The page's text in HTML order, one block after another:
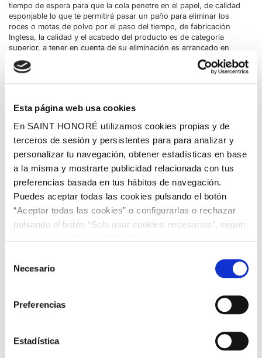
Esta página web usa cookies
En SAINT HONORÉ utilizamos cookies propias y de
terceros de sesión y persistentes para para analizar y
personalizar tu navegación, obtener estadísticas en base
a la misma y mostrarte publicidad relacionada con tus
preferencias basada en tus hábitos de navegación.
Puedes aceptar todas las cookies pulsando el botón
“Aceptar todas las cookies” o configurarlas o rechazar
pulsando el botón “Solo usar cookies necesarias”, según
no has seleccionado ninguna opción, pulsar este botón
equivaldrá a rechazar todas las cookies. Si deseas
obtener más información consulta nuestra Política de
Cookiesaquí
Necesario
Preferencias
Estadística
tiempo de espera para que la cola penetre en el papel, de calidad
esponjable lo que te permitirá pasar un paño para eliminar los
roces o motas de polvo por el paso del tiempo, de fabricación
Inglesa, la calidad y el acabado del producto es de categoría
superior, a tener en cuenta de su eliminación es arrancado en
seco, por lo que será sencillo remplazarlo sin dejar resto alguno
en la pared. Diseño ramillete floral de gran tamaño con el
mayor esplendor y elegancia. Ideal para instalarlo en un
dormitorio en la pared central para darle el protagonismo que se
merece.